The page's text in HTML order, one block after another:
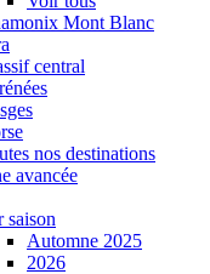
Mont Blanc
central
nos destinations
avancée
saison
Automne 2025
2026